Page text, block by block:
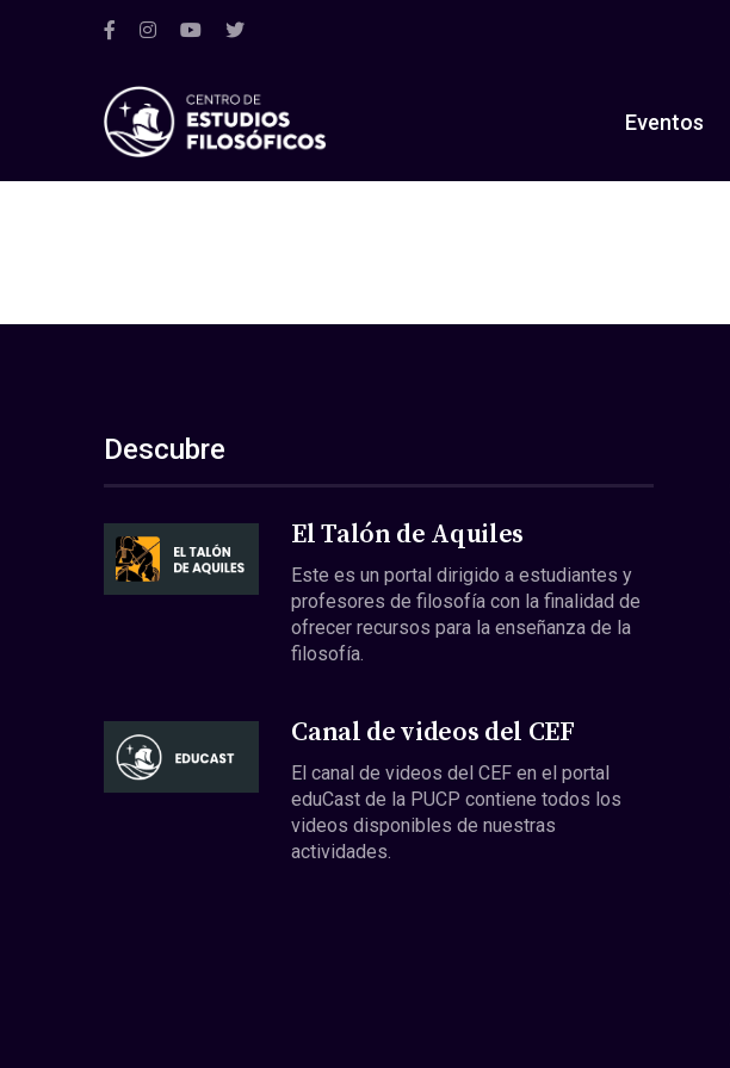
Eventos
Descubre
El Talón de Aquiles
Este es un portal dirigido a estudiantes y
profesores de filosofía con la finalidad de
ofrecer recursos para la enseñanza de la
filosofía.
Canal de videos del CEF
El canal de videos del CEF en el portal
eduCast de la PUCP contiene todos los
videos disponibles de nuestras
actividades.